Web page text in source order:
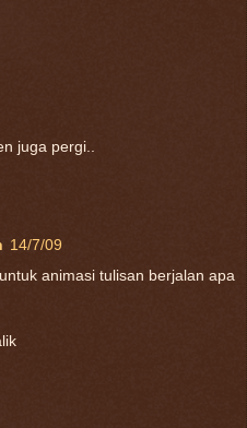
juga pergi..
14/7/09
animasi tulisan berjalan apa